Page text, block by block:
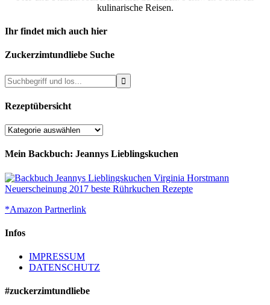
kulinarische Reisen.
Ihr findet mich auch hier
Zuckerzimtundliebe Suche
Rezeptübersicht
Rezeptübersicht
Mein Backbuch: Jeannys Lieblingskuchen
*Amazon Partnerlink
Infos
IMPRESSUM
DATENSCHUTZ
#zuckerzimtundliebe